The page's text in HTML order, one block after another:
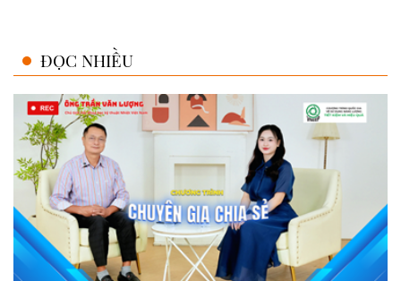
ĐỌC NHIỀU